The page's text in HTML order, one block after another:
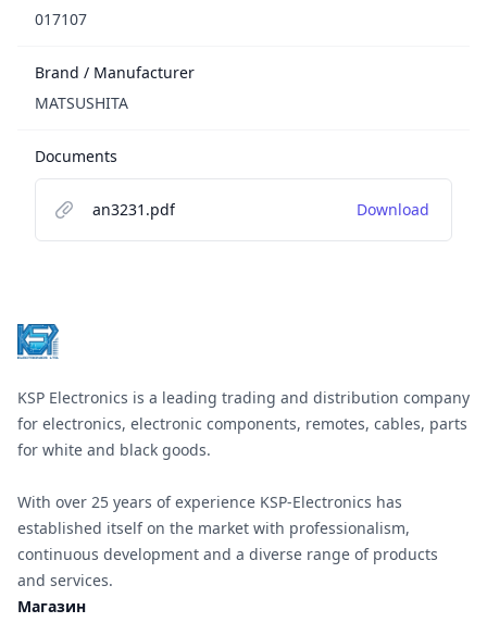
017107
Brand / Manufacturer
MATSUSHITA
Documents
an3231.pdf Download
KSP Electronics is a leading trading and distribution company
for electronics, electronic components, remotes, cables, parts
for white and black goods.
With over 25 years of experience KSP-Electronics has
established itself on the market with professionalism,
continuous development and a diverse range of products
and services.
Магазин